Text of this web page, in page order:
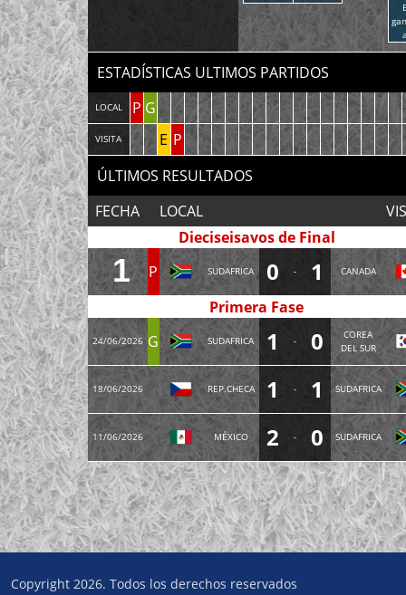
ESTADÍSTICAS ULTIMOS PARTIDOS
LOCAL P G
VISITA E P
ÚLTIMOS RESULTADOS
FECHA
LOCAL
Dieciseisavos de Final
1 P SUDAFRICA 0 - 1 CANADA
Primera Fase
24/06/2026 G SUDAFRICA 1 - 0
COREA
DEL SUR
18/06/2026 REP.CHECA 1 - 1 SUDAFRICA
11/06/2026 MÉXICO 2 - 0 SUDAFRICA
Copyright 2026. Todos los derechos reservados